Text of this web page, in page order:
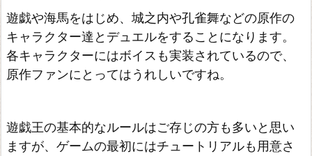
遊戯や海馬をはじめ、城之内や孔雀舞などの原作の
キャラクター達とデュエルをすることになります。
各キャラクターにはボイスも実装されているので、
原作ファンにとってはうれしいですね。
遊戯王の基本的なルールはご存じの方も多いと思い
ますが、ゲームの最初にはチュートリアルも用意さ